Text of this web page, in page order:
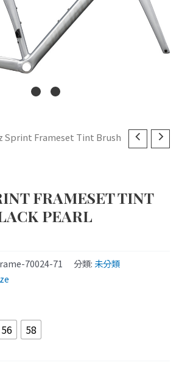
Sprint Frameset Tint Brush
FRAMESET TINT
PEARL
70024-71 分類: 未分類
56 58